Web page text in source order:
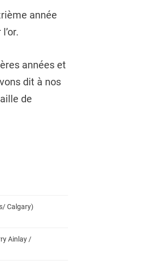
année
années et
dit à nos
de
Calgary)
Ainlay /